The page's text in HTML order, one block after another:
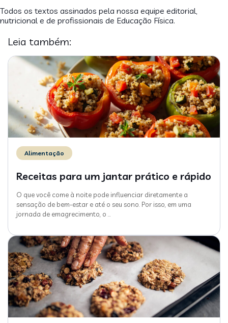
Todos os textos assinados pela nossa equipe editorial,
nutricional e de profissionais de Educação Física.
Leia também:
Alimentação
Receitas para um jantar prático e rápido
O que você come à noite pode influenciar diretamente a
sensação de bem-estar e até o seu sono. Por isso, em uma
jornada de emagrecimento, o